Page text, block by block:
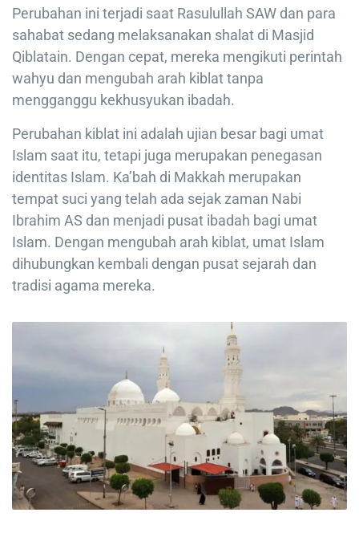
Perubahan ini terjadi saat Rasulullah SAW dan para
sahabat sedang melaksanakan shalat di Masjid
Qiblatain. Dengan cepat, mereka mengikuti perintah
wahyu dan mengubah arah kiblat tanpa
mengganggu kekhusyukan ibadah.
Perubahan kiblat ini adalah ujian besar bagi umat
Islam saat itu, tetapi juga merupakan penegasan
identitas Islam. Ka’bah di Makkah merupakan
tempat suci yang telah ada sejak zaman Nabi
Ibrahim AS dan menjadi pusat ibadah bagi umat
Islam. Dengan mengubah arah kiblat, umat Islam
dihubungkan kembali dengan pusat sejarah dan
tradisi agama mereka.